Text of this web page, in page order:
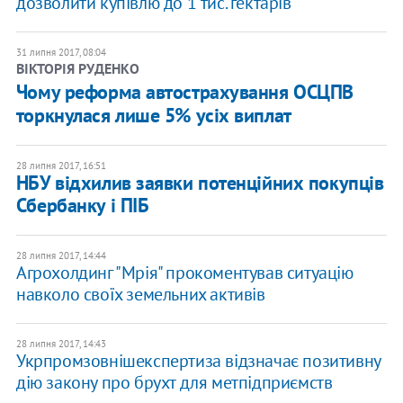
31 липня 2017, 08:04
ВІКТОРІЯ РУДЕНКО
Чому реформа автострахування ОСЦПВ
торкнулася лише 5% усіх виплат
28 липня 2017, 16:51
НБУ відхилив заявки потенційних покупців
Сбербанку і ПІБ
28 липня 2017, 14:44
Агрохолдинг "Мрія" прокоментував ситуацію
навколо своїх земельних активів
28 липня 2017, 14:43
Укрпромзовнішекспертиза відзначає позитивну
дію закону про брухт для метпідприємств